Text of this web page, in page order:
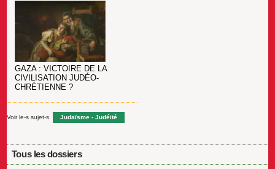
GAZA : VICTOIRE DE LA
CIVILISATION JUDÉO-
CHRÉTIENNE ?
Voir le-s sujet-s Judaïsme - Judéité
Tous les dossiers